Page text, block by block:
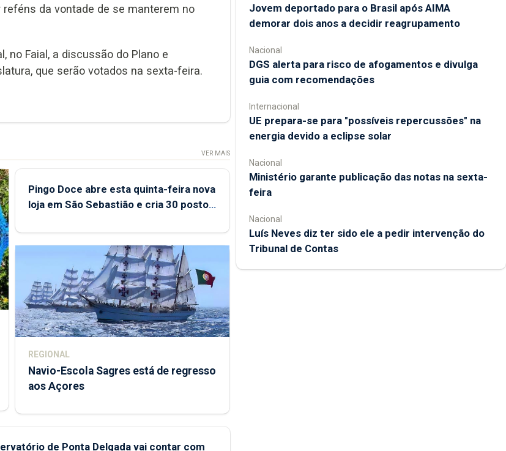
da vontade de se manterem no
no Faial, a discussão do Plano e
que serão votados na sexta-feira.
VER MAIS
Pingo Doce abre esta quinta-feira nova
loja em São Sebastião e cria 30 postos
REGIONAL
Navio-Escola Sagres está de regresso
aos Açores
de Ponta Delgada vai contar com
Jovem deportado para o Brasil após AIMA
demorar dois anos a decidir reagrupamento
Nacional
DGS alerta para risco de afogamentos e divulga
guia com recomendações
Internacional
UE prepara-se para "possíveis repercussões" na
energia devido a eclipse solar
Nacional
Ministério garante publicação das notas na sexta-
feira
Nacional
Luís Neves diz ter sido ele a pedir intervenção do
Tribunal de Contas